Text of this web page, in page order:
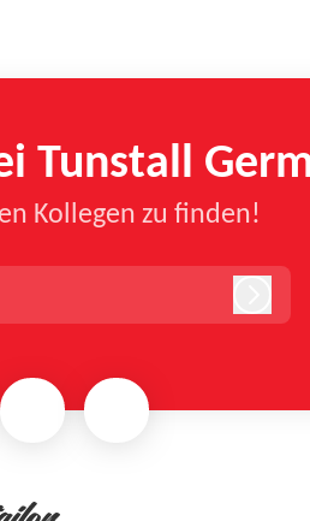
Tunstall
Kollegen zu finden!